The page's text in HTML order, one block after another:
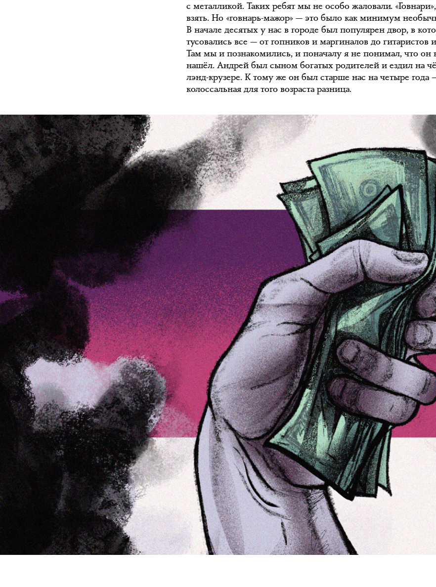
с металликой. Таких ребят мы не особо жаловали.
взять. Но «говнарь-мажор» — это было как минимум
В начале десятых у нас в городе был популярен двор, в
тусовались все — от гопников и маргиналов до гитаристов
Там мы и познакомились, и поначалу я не понимал, что он
нашёл. Андрей был сыном богатых родителей и ездил на
лэнд-крузере. К тому же он был старше нас на четыре года
колоссальная для того возраста разница.